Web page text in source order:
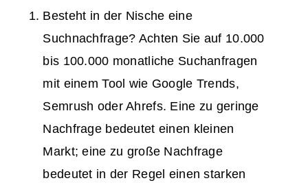
Besteht in der Nische eine
Suchnachfrage? Achten Sie auf 10.000
bis 100.000 monatliche Suchanfragen
mit einem Tool wie Google Trends,
Semrush oder Ahrefs. Eine zu geringe
Nachfrage bedeutet einen kleinen
Markt; eine zu große Nachfrage
bedeutet in der Regel einen starken